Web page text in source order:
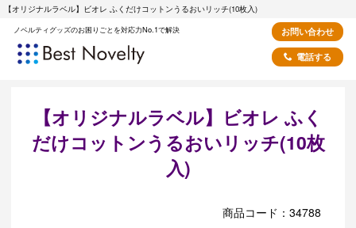
【オリジナルラベル】ビオレ ふくだけコットンうるおいリッチ(10枚入)
ノベルティグッズのお困りごとを対応力No.1で解決
お問い合わせ
電話する
【オリジナルラベル】ビオレ ふく
だけコットンうるおいリッチ(10枚
入)
商品コード：34788